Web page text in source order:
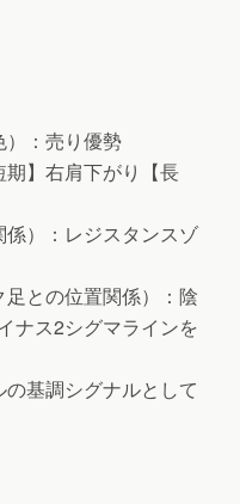
）：売り優勢
期】右肩下がり【長
係）：レジスタンスゾ
足との位置関係）：陰
ナス2シグマラインを
の基調シグナルとして